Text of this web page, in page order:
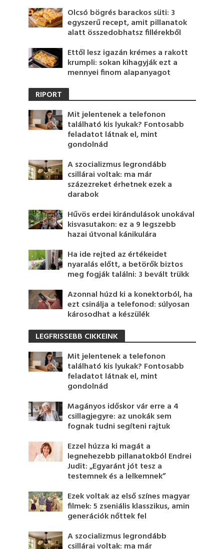
Olcsó bögrés barackos süti: 3
egyszerű recept, amit pillanatok
alatt összedobhatsz fillérekből
Ettől lesz igazán krémes a rakott
krumpli: sokan kihagyják ezt a
mennyei finom alapanyagot
RIPORT
Mit jelentenek a telefonon
található kis lyukak? Fontosabb
feladatot látnak el, mint
gondolnád
A szocializmus legrondább
csillárai voltak: ma már
százezreket érhetnek ezek a
darabok
Hűvös erdei kirándulások unokával
kisvasutakon: ez a 9 legszebb
hazai útvonal kánikulára
Ha ide rejted az értékeidet
nyaralás előtt, a betörők biztos
meg fogják találni: 3 bevált trükk
Azonnal húzd ki a konektorból, ha
ezt csinálja a telefonod: súlyosan
károsodhat a készülék
LEGFRISSEBB CIKKEINK
Mit jelentenek a telefonon
található kis lyukak? Fontosabb
feladatot látnak el, mint
gondolnád
Magányos időskor vár erre a 4
csillagjegyre: az unokák sem
fognak tudni segíteni rajtuk
Ezzel húzza ki magát a
legnehezebb pillanatokból Endrei
Judit: „Egyaránt jót tesz a
testemnek és a lelkemnek”
Ezek voltak az első színes magyar
filmek: 5 zseniális klasszikus, amin
generációk nőttek fel
A szocializmus legrondább
csillárai voltak: ma már